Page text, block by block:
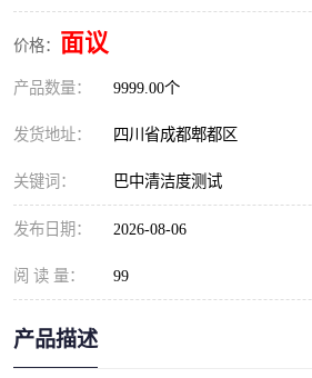
价格： 面议
产品数量： 9999.00个
发货地址： 四川省成都郫都区
关键词： 巴中清洁度测试
发布日期： 2026-08-06
阅 读 量： 99
产品描述